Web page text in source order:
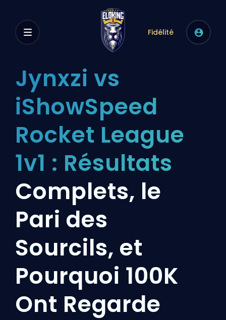
Fidélité
Jynxzi vs
iShowSpeed
Rocket League
1v1 : Résultats
Complets, le
Pari des
Sourcils, et
Pourquoi 100K
Ont Regarde